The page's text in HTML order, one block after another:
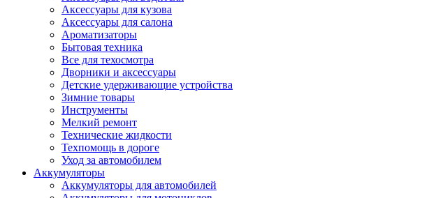
Аксессуары для кузова
Аксессуары для салона
Ароматизаторы
Бытовая техника
Все для техосмотра
Дворники и аксессуары
Детские удерживающие устройства
Зимние товары
Инструменты
Мелкий ремонт
Технические жидкости
Техпомощь в дороге
Уход за автомобилем
Аккумуляторы
Аккумуляторы для автомобилей